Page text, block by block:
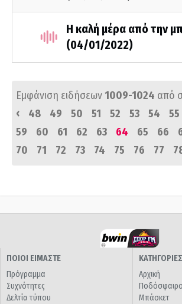
Η καλή μέρα από την
(04/01/2022)
Εμφάνιση ειδήσεων1009-1024 από
‹
48 49 50 51 52 53 54 55
59
60 61 62 63 64 65 66
70
71 72 73 74 75 76 77
ΠΟΙΟΙ ΕΙΜΑΣΤΕ
Πρόγραμμα
Συχνότητες
Δελτία τύπου
ΚΑΤΗΓΟΡΙΕΣ
Αρχική
Ποδόσφαιρο
Μπάσκετ